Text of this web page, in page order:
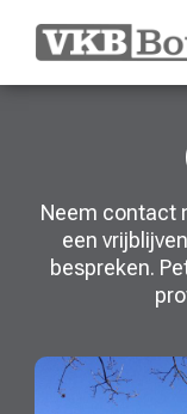
Neem contact
een
bespreken.